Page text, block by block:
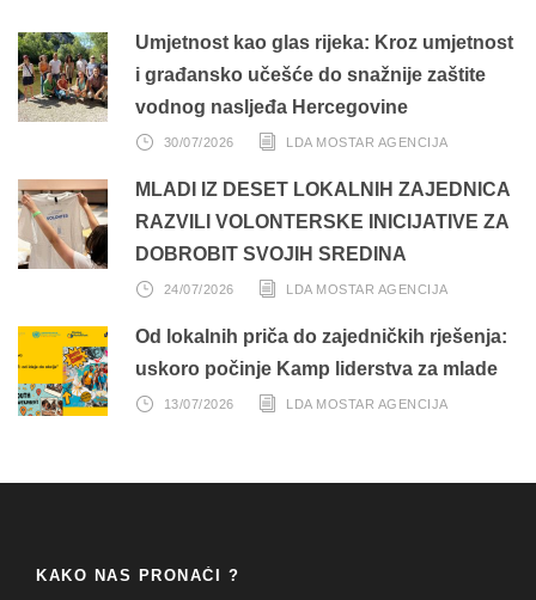
Umjetnost kao glas rijeka: Kroz umjetnost
i građansko učešće do snažnije zaštite
vodnog nasljeđa Hercegovine
30/07/2026 LDA MOSTAR AGENCIJA
MLADI IZ DESET LOKALNIH ZAJEDNICA
RAZVILI VOLONTERSKE INICIJATIVE ZA
DOBROBIT SVOJIH SREDINA
24/07/2026 LDA MOSTAR AGENCIJA
Od lokalnih priča do zajedničkih rješenja:
uskoro počinje Kamp liderstva za mlade
13/07/2026 LDA MOSTAR AGENCIJA
KAKO NAS PRONAĆI ?